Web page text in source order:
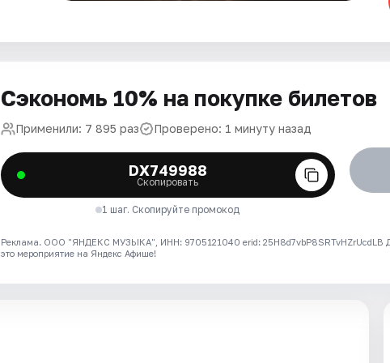
Сэкономь 10% на покупке билетов
Применили: 7 895 раз Проверено: 1 минуту назад
DX749988
Скопировать
1 шаг. Скопируйте промокод
Реклама. ООО "ЯНДЕКС МУЗЫКА", ИНН: 9705121040 erid: 25H8d7vbP8SRTvHZrUcdLB
это мероприятие на Яндекс Афише!